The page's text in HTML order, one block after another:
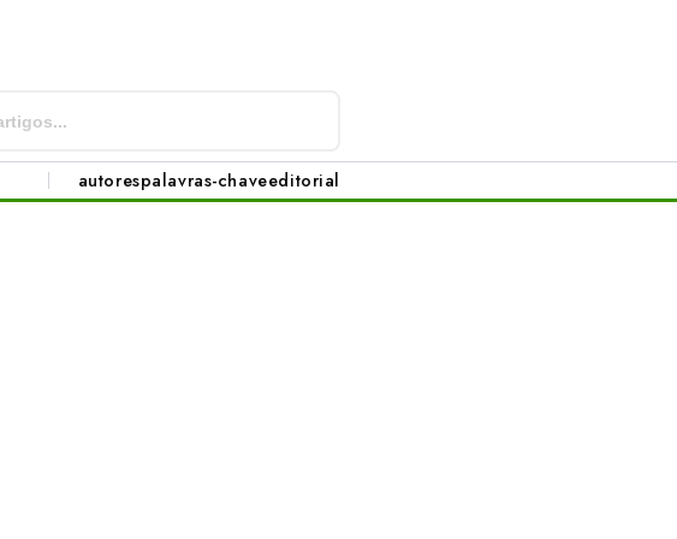
autorespalavras-chaveeditorial